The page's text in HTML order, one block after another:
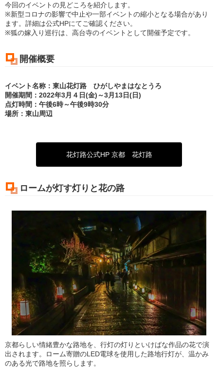
今回のイベントの見どころを紹介します。
※新型コロナの影響で中止や一部イベントの縮小となる場合があり
ます。詳細は公式HPにてご確認ください。
※狐の嫁入り巡行は、高台寺のイベントとして開催予定です。
開催概要
イベント名称：東山花灯路 ひがしやまはなとうろ
開催期間：2022年3月４日(金)～3月13日(日)
点灯時間：午後6時～午後9時30分
場所：東山周辺
花灯路公式HP 京都 花灯路
ロームが灯す灯りと花の路
京都らしい情緒豊かな路地を、行灯の灯りといけばな作品の花で演
出されます。ローム寄贈のLED電球を使用した路地行灯が、温かみ
のある光で路地を照らします。